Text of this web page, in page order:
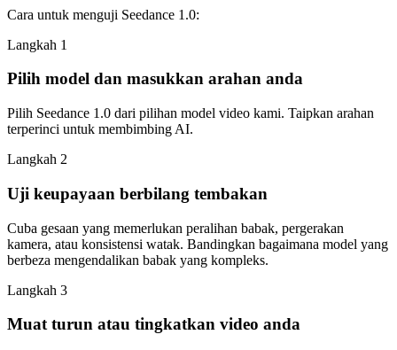
Cara untuk menguji Seedance 1.0:
Langkah 1
Pilih model dan masukkan arahan anda
Pilih Seedance 1.0 dari pilihan model video kami. Taipkan arahan
terperinci untuk membimbing AI.
Langkah 2
Uji keupayaan berbilang tembakan
Cuba gesaan yang memerlukan peralihan babak, pergerakan
kamera, atau konsistensi watak. Bandingkan bagaimana model yang
berbeza mengendalikan babak yang kompleks.
Langkah 3
Muat turun atau tingkatkan video anda